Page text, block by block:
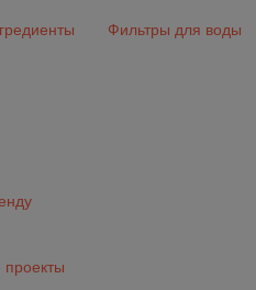
Фильтры для воды